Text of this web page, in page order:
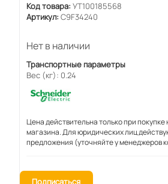
Код товара: УТ100185568
Артикул: C9F34240
Нет в наличии
Транспортные параметры
Вес (кг): 0.24
Цена действительна только при покупке
магазина. Для юридических лиц
предложения (уточняйте у менеджеров
Подписаться